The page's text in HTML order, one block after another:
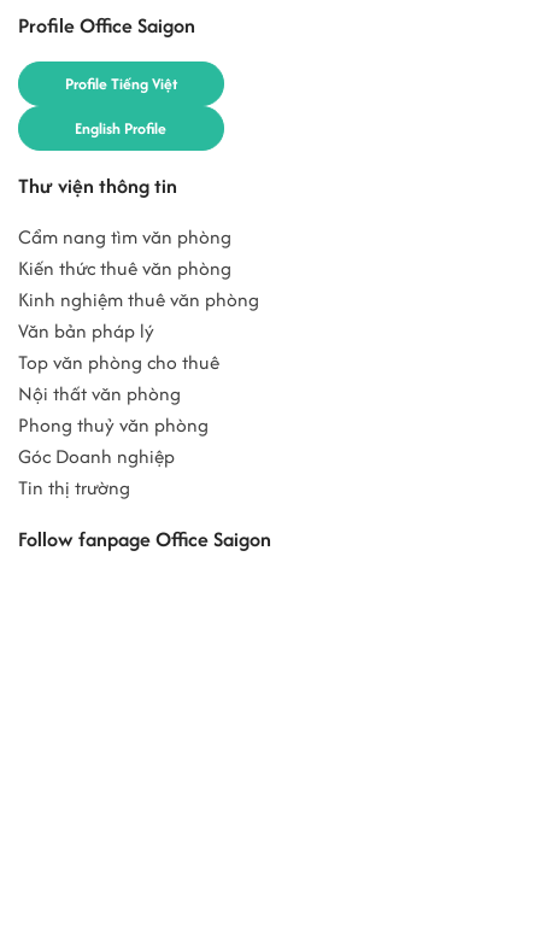
Profile Office Saigon
Profile Tiếng Việt
English Profile
Thư viện thông tin
Cẩm nang tìm văn phòng
Kiến thức thuê văn phòng
Kinh nghiệm thuê văn phòng
Văn bản pháp lý
Top văn phòng cho thuê
Nội thất văn phòng
Phong thuỷ văn phòng
Góc Doanh nghiệp
Tin thị trường
Follow fanpage Office Saigon